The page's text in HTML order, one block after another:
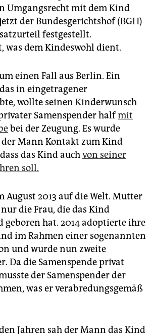
Umgangsrecht mit dem Kind
der Bundesgerichtshof (BGH)
festgestellt.
was dem Kindeswohl dient.
einen Fall aus Berlin. Ein
in eingetragener
wollte seinen Kinderwunsch
Samenspender halfmit
bei der Zeugung. Es wurde
Mann Kontakt zum Kind
das Kind auchvon seiner
soll.
August 2013 auf die Welt. Mutter
die Frau, die das Kind
geboren hat. 2014 adoptierte ihre
im Rahmen einer sogenannten
und wurde nun zweite
Da die Samenspende privat
der Samenspender der
was er verabredungsgemäß
Jahren sah der Mann das Kind